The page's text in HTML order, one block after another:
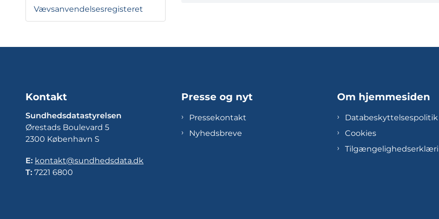
Vævsanvendelsesregisteret
Kontakt
Sundhedsdatastyrelsen
Ørestads Boulevard 5
2300 København S
E: kontakt@sundhedsdata.dk
T: 7221 6800
Presse og nyt
Pressekontakt
Nyhedsbreve
Om hjemmesiden
Databeskyttelsespolitik
Cookies